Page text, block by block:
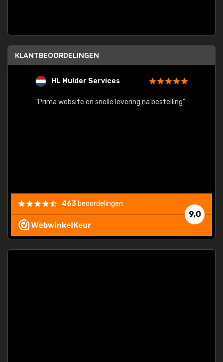
KLANTBEOORDELINGEN
HL Mulder Services
"Prima website en snelle levering na bestelling"
9,0
463 beoordelingen